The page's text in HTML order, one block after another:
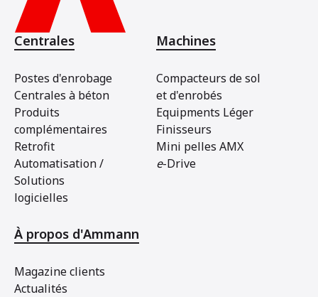
Centrales
Postes d'enrobage
Centrales à béton
Produits
complémentaires
Retrofit
Automatisation /
Solutions
logicielles
Machines
Compacteurs de sol
et d'enrobés
Equipments Léger
Finisseurs
Mini pelles AMX
e-Drive
À propos d'Ammann
Magazine clients
Actualités